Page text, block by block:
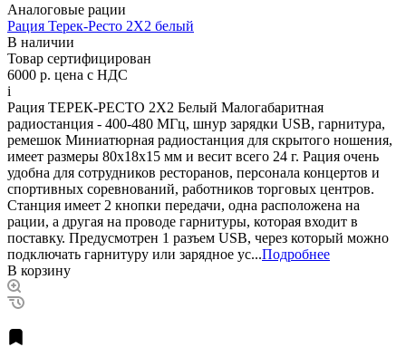
Аналоговые рации
Рация Терек-Ресто 2X2 белый
В наличии
Товар сертифицирован
6000 р. цена с НДС
i
Рация ТЕРЕК-РЕСТО 2X2 Белый Малогабаритная
радиостанция - 400-480 МГц, шнур зарядки USB, гарнитура,
ремешок Миниатюрная радиостанция для скрытого ношения,
имеет размеры 80х18х15 мм и весит всего 24 г. Рация очень
удобна для сотрудников ресторанов, персонала концертов и
спортивных соревнований, работников торговых центров.
Станция имеет 2 кнопки передачи, одна расположена на
рации, а другая на проводе гарнитуры, которая входит в
поставку. Предусмотрен 1 разъем USB, через который можно
подключать гарнитуру или зарядное ус...Подробнее
В корзину